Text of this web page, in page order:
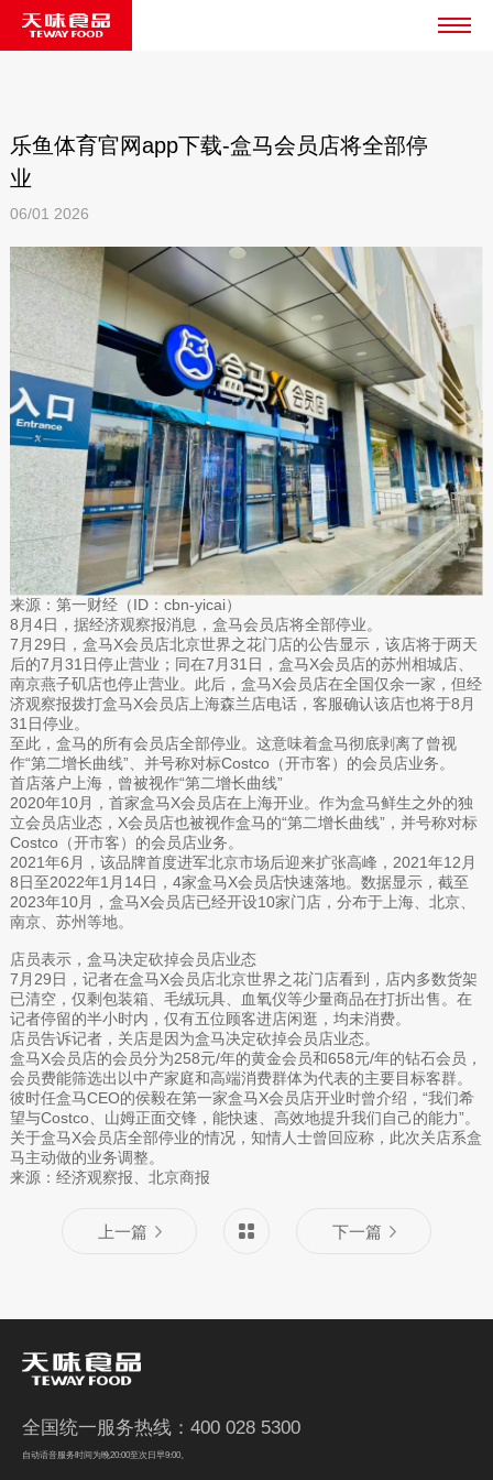
乐鱼体育官网app下载-盒马会员店将全部停
业
06/01 2026
来源：第一财经（ID：cbn-yicai）
8月4日，据经济观察报消息，盒马会员店将全部停业。
7月29日，盒马X会员店北京世界之花门店的公告显示，该店将于两天
后的7月31日停止营业；同在7月31日，盒马X会员店的苏州相城店、
南京燕子矶店也停止营业。此后，盒马X会员店在全国仅余一家，但经
济观察报拨打盒马X会员店上海森兰店电话，客服确认该店也将于8月
31日停业。
至此，盒马的所有会员店全部停业。这意味着盒马彻底剥离了曾视
作“第二增长曲线”、并号称对标Costco（开市客）的会员店业务。
首店落户上海，曾被视作“第二增长曲线”
2020年10月，首家盒马X会员店在上海开业。作为盒马鲜生之外的独
立会员店业态，X会员店也被视作盒马的“第二增长曲线”，并号称对标
Costco（开市客）的会员店业务。
2021年6月，该品牌首度进军北京市场后迎来扩张高峰，2021年12月
8日至2022年1月14日，4家盒马X会员店快速落地。数据显示，截至
2023年10月，盒马X会员店已经开设10家门店，分布于上海、北京、
南京、苏州等地。
店员表示，盒马决定砍掉会员店业态
7月29日，记者在盒马X会员店北京世界之花门店看到，店内多数货架
已清空，仅剩包装箱、毛绒玩具、血氧仪等少量商品在打折出售。在
记者停留的半小时内，仅有五位顾客进店闲逛，均未消费。
店员告诉记者，关店是因为盒马决定砍掉会员店业态。
盒马X会员店的会员分为258元/年的黄金会员和658元/年的钻石会员，
会员费能筛选出以中产家庭‌和‌高端消费群体为代表的主要目标客群。
彼时任盒马CEO的侯毅在第一家盒马X会员店开业时曾介绍，“我们希
望与Costco、山姆正面交锋，能快速、高效地提升我们自己的能力”。‌
关于盒马X会员店全部停业的情况，知情人士曾回应称，此次关店系盒
马主动做的业务调整。
来源：经济观察报、北京商报
上一篇 下一篇
全国统一服务热线：400 028 5300
自动语音服务时间为晚20:00至次日早9:00。